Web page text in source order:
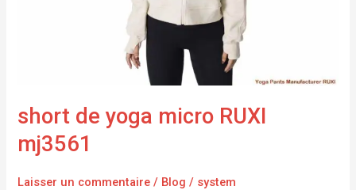
short de yoga micro RUXI
mj3561
Laisser un commentaire / Blog / system